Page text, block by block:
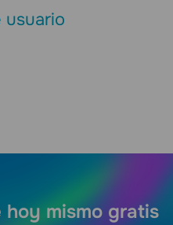
usuario
hoy mismo gratis